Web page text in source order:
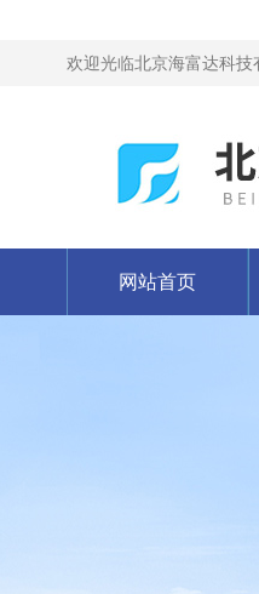
欢迎光临北京海富达科技
网站首页